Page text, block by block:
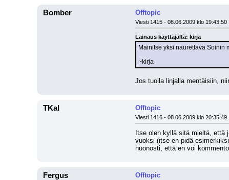
Bomber Offtopic
Viesti 1415 - 08.06.2009 klo 19:43:50
Lainaus käyttäjältä: kirja
Mainitse yksi naurettava Soinin
~kirja
Jos tuolla linjalla mentäisiin,
TKal Offtopic
Viesti 1416 - 08.06.2009 klo 20:35:49
Itse olen kyllä sitä mieltä, että
vuoksi (itse en pidä
huonosti, että en voi
Fergus Offtopic